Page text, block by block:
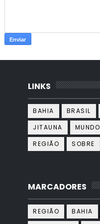
LINKS
BAHIA BRASIL
JITAUNA
MUNDO
REGIÃO
SOBRE
MARCADORES
REGIÃO BAHIA